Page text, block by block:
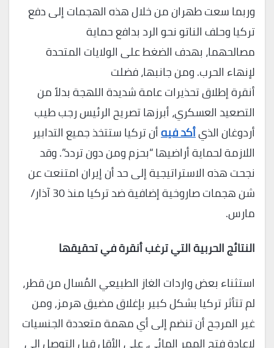
وربما سعت طهران من خلال هذه الهجمات إلى دفع
تركيا وحلف الناتو نحو الرد بدافع حماية
مصالحهما، بهدف الضغط على الولايات المتحدة
لإنهاء الحرب. ومن جانبها، فضلت
أنقرة إطلاق تحذيرات عامة شديدة اللهجة بدلاً من
التصعيد العسكري، أبرزها تصريح الرئيس رجب طيب
أردوغان الذيأكد فيهأن تركيا ستتخذ جميع التدابير
اللازمة لحماية أراضيها “بحزم ومن دون تردد”. وقد
نجحت هذه الاستراتيجية إلى حد أن إيران امتنعت عن
شن هجمات صاروخية إضافية ضد تركيا منذ 30 آذار/
مارس.
النتائج الحربية التي ترغب أنقرة في تحقيقها
استثناء بعض واردات الغاز الطبيعي المُسال من قطر،
لم تتأثر تركيا بشكل كبير بإغلاق مضيق هرمز، ومن
غير المرجح أن تنضم إلى أي مهمة متعددة الجنسيات
لإعادة فتح الممر المائي، على الأقل قبل التوصل إلى